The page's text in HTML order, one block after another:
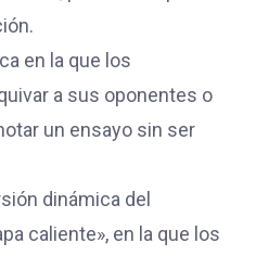
en la que los
a sus oponentes o
un ensayo sin ser
dinámica del
caliente», en la que los